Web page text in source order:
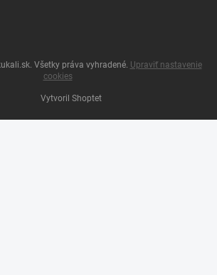
Vytvoril Shoptet
. Všetky práva vyhradené. Upraviť nastavenie
cookies